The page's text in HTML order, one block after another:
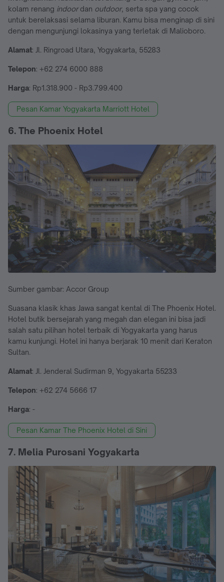
kolam renang indoordan outdoor, serta spa yang cocok
untuk berelaksasi selama liburan. Kamu bisa menginap di sini
dengan mengunjungi lokasinya yang terletak di Malioboro.
Alamat: Jl. Ringroad Utara, Yogyakarta, 55283
Telepon: +62 274 6000 888
Harga: Rp1.318.900 - Rp3.799.400
Pesan Kamar Yogyakarta Marriott Hotel
6. The Phoenix Hotel
Sumber gambar: Accor Group
Suasana klasik khas Jawa sangat kental di The Phoenix Hotel.
Hotel butik bersejarah yang megah dan elegan ini bisa jadi
salah satu pilihan hotel terbaik di Yogyakarta yang harus
kamu kunjungi. Hotel ini hanya berjarak 10 menit dari Keraton
Sultan.
Alamat: Jl. Jenderal Sudirman 9, Yogyakarta 55233
Telepon: +62 274 5666 17
Harga: -
Pesan Kamar The Phoenix Hotel di Sini
7. Melia Purosani Yogyakarta